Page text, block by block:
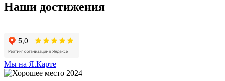
Наши достижения
Мы на Я.Карте